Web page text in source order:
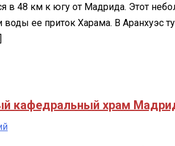
в 48 км к югу от Мадрида. Этот
воды ее приток Харама. В
кафедральный храм
к